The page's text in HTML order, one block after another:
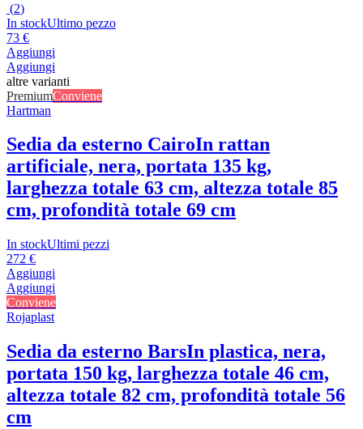
(2)
In stockUltimo pezzo
73 €
Aggiungi
Aggiungi
altre varianti
PremiumConviene
Hartman
Sedia da esterno CairoIn rattan
artificiale, nera, portata 135 kg,
larghezza totale 63 cm, altezza totale 85
cm, profondità totale 69 cm
In stockUltimi pezzi
272 €
Aggiungi
Aggiungi
Conviene
Rojaplast
Sedia da esterno BarsIn plastica, nera,
portata 150 kg, larghezza totale 46 cm,
altezza totale 82 cm, profondità totale 56
cm